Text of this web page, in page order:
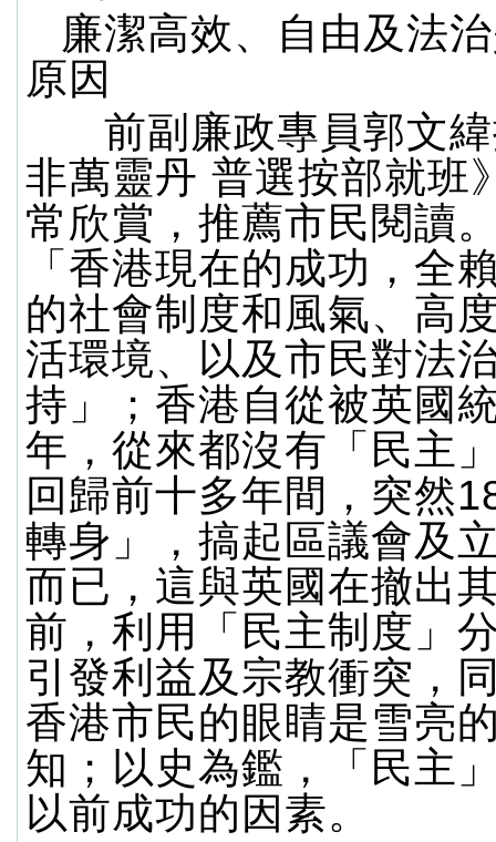
廉潔高效、自由及法
原因
前副廉政專員郭文
非萬靈丹 普選按部就班
常欣賞，推薦市民閱讀
「香港現在的成功，全
的社會制度和風氣、高
活環境、以及市民對法
持」；香港自從被英國
年，從來都沒有「民主
回歸前十多年間，突然
轉身」，搞起區議會及
而已，這與英國在撤出
前，利用「民主制度」
引發利益及宗教衝突，
香港市民的眼睛是雪亮
知；以史為鑑，「民主
以前成功的因素。